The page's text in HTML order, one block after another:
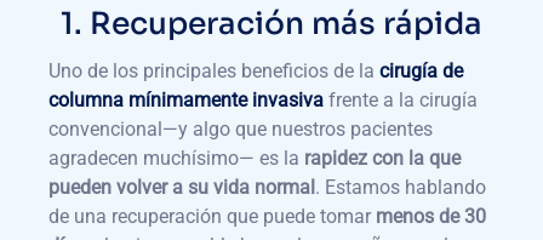
1. Recuperación más rápida
Uno de los principales beneficios de la cirugía de
columna mínimamente invasiva frente a la cirugía
convencional—y algo que nuestros pacientes
agradecen muchísimo— es la rapidez con la que
pueden volver a su vida normal . Estamos hablando
de una recuperación que puede tomar menos de 30